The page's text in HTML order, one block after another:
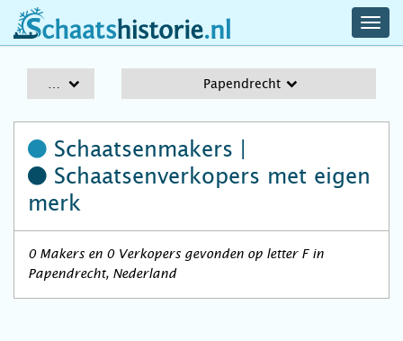
schaatshistorie.nl
Papendrecht
Schaatsenmakers |
Schaatsenverkopers met eigen
merk
0 Makers en 0 Verkopers gevonden op letter F in
Papendrecht, Nederland